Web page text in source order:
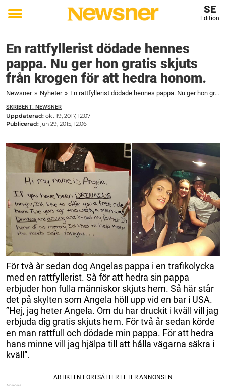
Toggle
SE
Edition
En rattfyllerist dödade hennes
pappa. Nu ger hon gratis skjuts
från krogen för att hedra honom.
Newsner » Nyheter » En rattfyllerist dödade hennes pappa. Nu ger hon gratis skjuts från krogen för att hedra honom.
SKRIBENT: NEWSNER
Uppdaterad: okt 19, 2017, 12:07
Publicerad: jun 29, 2015, 12:06
För två år sedan dog Angelas pappa i en trafikolycka
med en rattfyllerist. Så för att hedra sin pappa
erbjuder hon fulla människor skjuts hem. Så här står
det på skylten som Angela höll upp vid en bar i USA.
”Hej, jag heter Angela. Om du har druckit i kväll vill jag
erbjuda dig gratis skjuts hem. För två år sedan körde
en man rattfull och dödade min pappa. För att hedra
hans minne vill jag hjälpa till att hålla vägarna säkra i
kväll”.